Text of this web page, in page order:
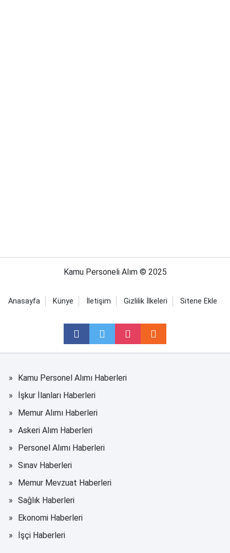
Kamu Personeli Alım © 2025
Anasayfa Künye İletişim Gizlilik İlkeleri Sitene Ekle
Kamu Personel Alımı Haberleri
İşkur İlanları Haberleri
Memur Alımı Haberleri
Askeri Alım Haberleri
Personel Alımı Haberleri
Sınav Haberleri
Memur Mevzuat Haberleri
Sağlık Haberleri
Ekonomi Haberleri
İşçi Haberleri